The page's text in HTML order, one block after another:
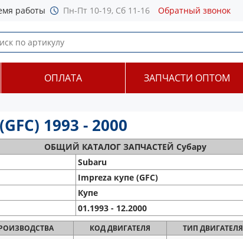
работы Пн-Пт 10-19, Сб 11-16 Обратный звонок
ОПЛАТА ЗАПЧАСТИ ОПТОМ
1993 - 2000
ОБЩИЙ КАТАЛОГ ЗАПЧАСТЕЙ Субару
Subaru
Impreza купе (GFC)
Купе
01.1993 - 12.2000
КОДДВИГАТЕЛЯ ТИП ДВИГАТЕЛЯ